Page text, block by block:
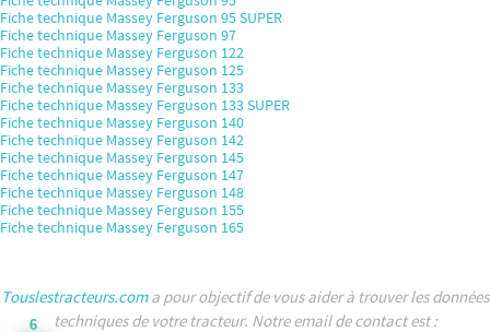
Fiche technique Massey Ferguson 95 SUPER
Fiche technique Massey Ferguson 97
Fiche technique Massey Ferguson 122
Fiche technique Massey Ferguson 125
Fiche technique Massey Ferguson 133
Fiche technique Massey Ferguson 133 SUPER
Fiche technique Massey Ferguson 140
Fiche technique Massey Ferguson 142
Fiche technique Massey Ferguson 145
Fiche technique Massey Ferguson 147
Fiche technique Massey Ferguson 148
Fiche technique Massey Ferguson 155
Fiche technique Massey Ferguson 165
Touslestracteurs.coma pour objectif de vous aider à trouver les données
techniques de votre tracteur. Notre email de contact est :
6